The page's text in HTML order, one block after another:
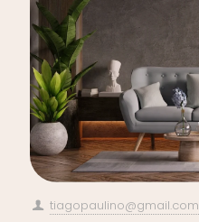
tiagopaulino@gmail.com